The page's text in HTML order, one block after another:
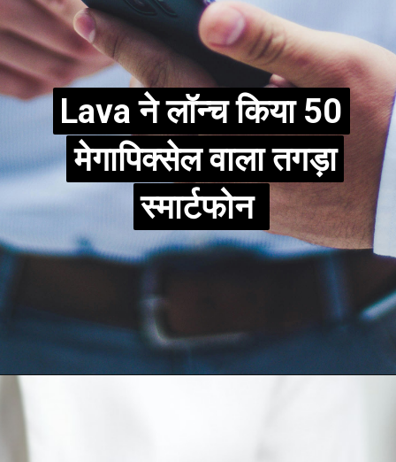
Lava ने लॉन्च किया 50
मेगापिक्सेल वाला तगड़ा
स्मार्टफोन
Lava ने लॉन्च किया 50
मेगापिक्सेल वाला तगड़ा
स्मार्टफोन